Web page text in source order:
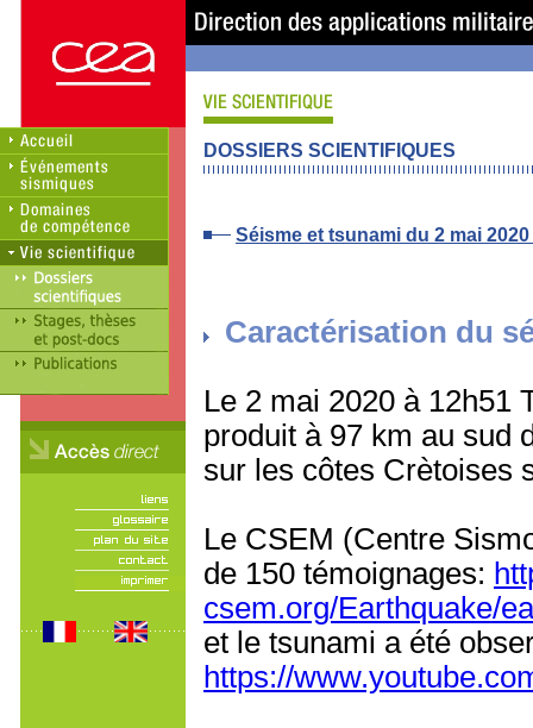
DOSSIERS SCIENTIFIQUES
Séisme et tsunami du 2 mai
Caractérisation du
Le 2 mai 2020 à 12h51
produit à 97 km au sud
sur les côtes Crètoises
Le CSEM (Centre
de 150 témoignages:
csem.org/Earthquake/
et le tsunami a été
https://